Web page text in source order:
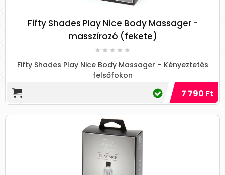
Fifty Shades Play Nice Body Massager -
masszírozó (fekete)
Fifty Shades Play Nice Body Massager – Kényeztetés
felsőfokon
7 790 Ft